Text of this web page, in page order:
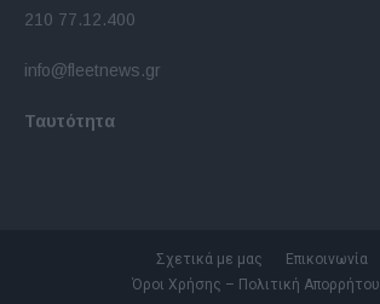
210 77.12.400
info@fleetnews.gr
Ταυτότητα
Σχετικά με μας
Επικοινωνία
Όροι Χρήσης – Πολιτική Απορρήτου